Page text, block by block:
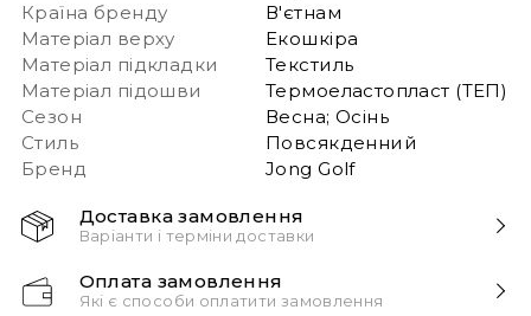
Країна бренду
В'єтнам
Матеріал верху
Екошкіра
Матеріал підкладки
Текстиль
Матеріал підошви
Термоеластопласт (ТЕП)
Сезон
Весна; Осінь
Стиль
Повсякденний
Бренд
Jong Golf
Доставка замовлення
Варіанти і терміни доставки
моменту замовлення!
Оплата замовлення
Які є способи оплатити замовлення